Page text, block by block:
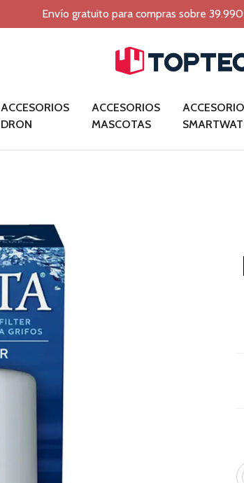
Envío gratuito para compras sobre
ACCESORIOS
DRON
ACCESORIOS
MASCOTAS